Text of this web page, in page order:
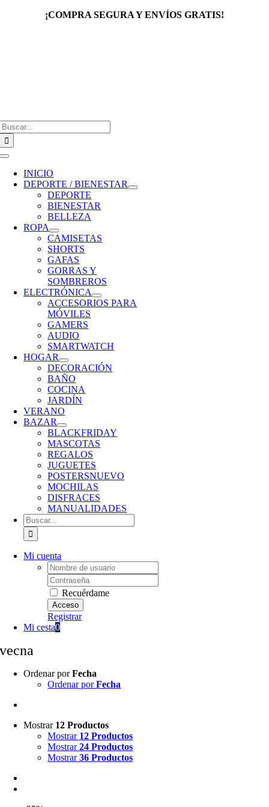
¡COMPRA SEGURA Y ENVÍOS GRATIS!
Toggle
Navigation
INICIO
DEPORTE / BIENESTAR
DEPORTE
BIENESTAR
BELLEZA
ROPA
CAMISETAS
SHORTS
GAFAS
GORRAS Y
SOMBREROS
ELECTRÓNICA
ACCESORIOS PARA
MÓVILES
GAMERS
AUDIO
SMARTWATCH
HOGAR
DECORACIÓN
BAÑO
COCINA
JARDÍN
VERANO
BAZAR
BLACKFRIDAY
MASCOTAS
REGALOS
JUGUETES
POSTERSNUEVO
MOCHILAS
DISFRACES
MANUALIDADES
Buscar:
Mi cuenta
Username:
Password:
Recuérdame
Registrar
Mi cesta0
vecna
Ordenar porFecha
Ordenar porFecha
Mostrar 12 Productos
Mostrar 12 Productos
Mostrar24 Productos
Mostrar36 Productos